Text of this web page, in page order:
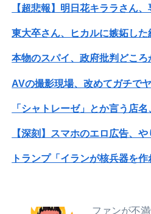
【画像】このレベルの貧乳って
AVの撮影現場、改めてガチで
【深刻】スマホのエロ広告、
ファンが不